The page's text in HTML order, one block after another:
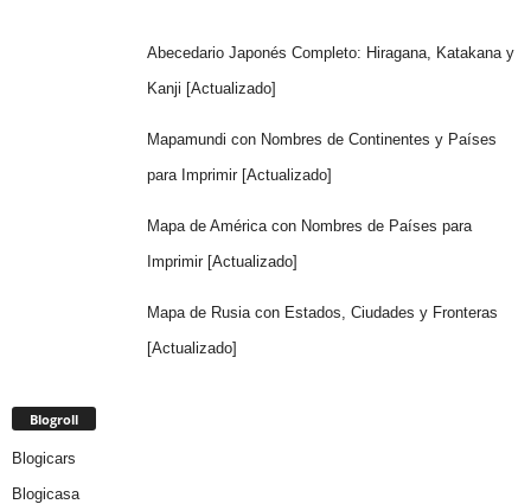
Abecedario Japonés Completo: Hiragana, Katakana y
Kanji [Actualizado]
Mapamundi con Nombres de Continentes y Países
para Imprimir [Actualizado]
Mapa de América con Nombres de Países para
Imprimir [Actualizado]
Mapa de Rusia con Estados, Ciudades y Fronteras
[Actualizado]
Blogroll
Blogicars
Blogicasa